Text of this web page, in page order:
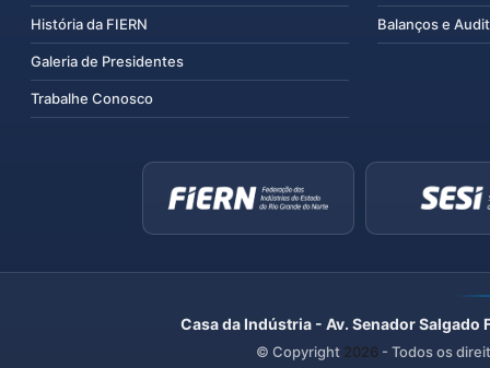
História da FIERN
Galeria de Presidentes
Trabalhe Conosco
Balanços e
Casa da Indústria - Av. Senador
© Copyright 2026 - Todos os